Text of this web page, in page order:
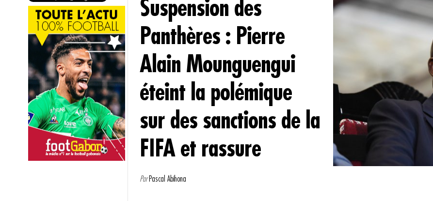
Suspension des
Panthères : Pierre
Alain Mounguengui
éteint la polémique
sur des sanctions de la
FIFA et rassure
ParPascal Abihona